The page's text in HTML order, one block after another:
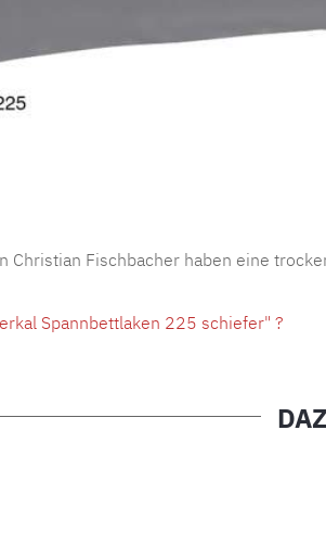
Christian Fischbacher haben eine
Spannbettlaken 225 schiefer" ?